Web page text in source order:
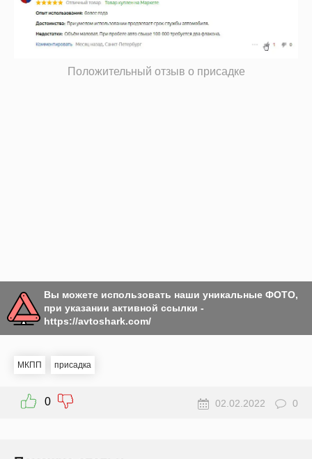
Положительный отзыв о присадке
Вы можете использовать наши уникальные ФОТО,
при указании активной ссылки -
https://avtoshark.com/
МКПП присадка
0 02.02.2022 0